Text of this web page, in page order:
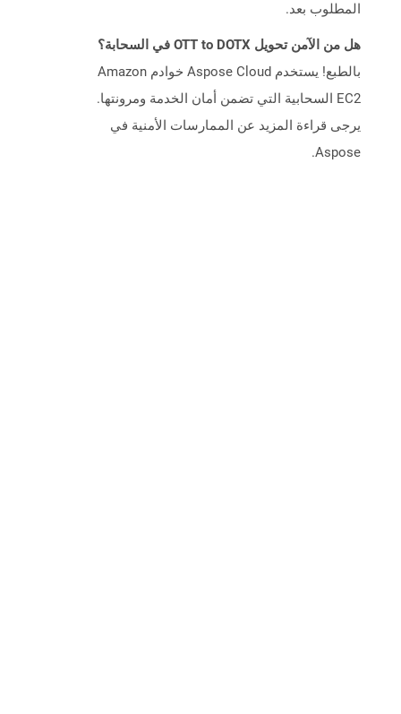
المطلوب بعد.
هل من الآمن تحويل OTT to DOTX في السحابة؟
بالطبع! يستخدم Aspose Cloud خوادم Amazon
EC2 السحابية التي تضمن أمان الخدمة ومرونتها.
يرجى قراءة المزيد عن الممارسات الأمنية في
Aspose.